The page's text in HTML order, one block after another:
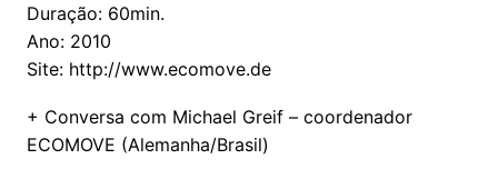
Duração: 60min.
Ano: 2010
Site: http://www.ecomove.de
+ Conversa com Michael Greif – coordenador
ECOMOVE (Alemanha/Brasil)